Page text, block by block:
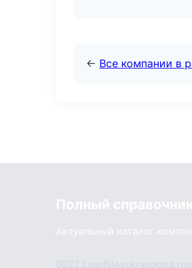
← Все компании в
Полный
Актуальный каталог
03223.ruufille.rukrasotata.ru